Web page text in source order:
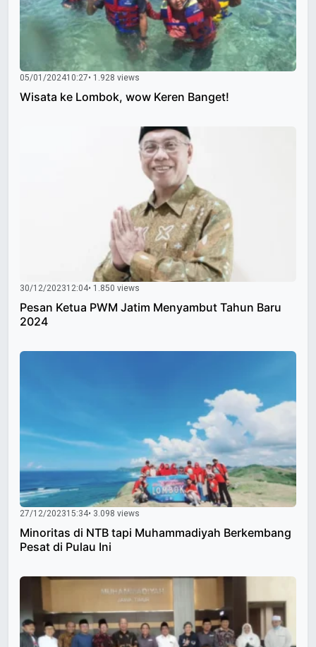
05/01/202410:27• 1.928 views
Wisata ke Lombok, wow Keren Banget!
30/12/202312:04• 1.850 views
Pesan Ketua PWM Jatim Menyambut Tahun Baru
2024
27/12/202315:34• 3.098 views
Minoritas di NTB tapi Muhammadiyah Berkembang
Pesat di Pulau Ini